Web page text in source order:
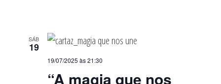
SÁB
19
“A magia que nos
19/07/2025 às 21:30